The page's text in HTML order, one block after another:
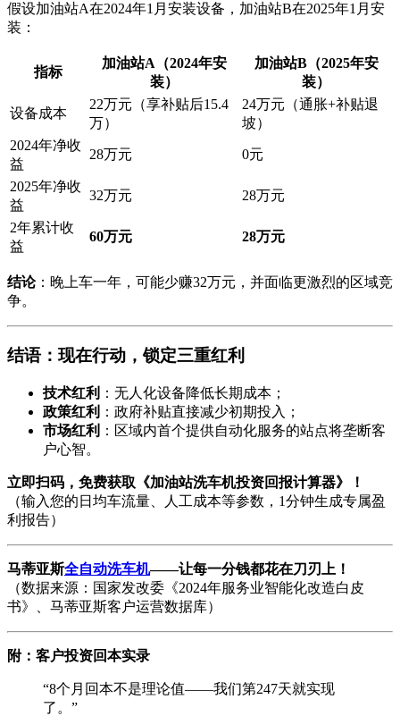
假设加油站A在2024年1月安装设备，加油站B在2025年1月安
装：
指标
加油站A（2024年安
装）
加油站B（2025年安
装）
设备成本
22万元（享补贴后15.4
万）
24万元（通胀+补贴退
坡）
2024年净收
益
28万元 0元
2025年净收
益
32万元 28万元
2年累计收
益
60万元 28万元
结论：晚上车一年，可能少赚32万元，并面临更激烈的区域竞
争。
结语：现在行动，锁定三重红利
技术红利 ：无人化设备降低长期成本；
政策红利 ：政府补贴直接减少初期投入；
市场红利 ：区域内首个提供自动化服务的站点将垄断客
户心智。
立即扫码，免费获取《加油站洗车机投资回报计算器》！
（输入您的日均车流量、人工成本等参数，1分钟生成专属盈
利报告）
马蒂亚斯全自动洗车机——让每一分钱都花在刀刃上！
（数据来源：国家发改委《2024年服务业智能化改造白皮
书》、马蒂亚斯客户运营数据库）
附：客户投资回本实录
“8个月回本不是理论值——我们第247天就实现
了。”